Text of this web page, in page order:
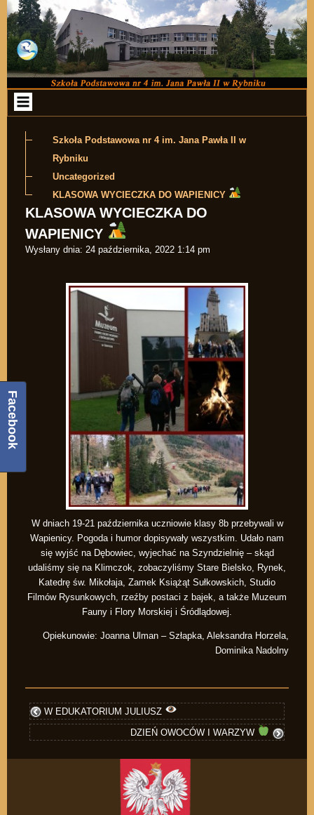
Przejdź do zawartości
Szkoła Podstawowa nr 4 im. Jana Pawła II w
Rybniku
Uncategorized
KLASOWA WYCIECZKA DO WAPIENICY
KLASOWA WYCIECZKA DO
WAPIENICY
Wysłany dnia: 24 października, 2022 1:14 pm
W dniach 19-21 października uczniowie klasy 8b przebywali w
Wapienicy. Pogoda i humor dopisywały wszystkim. Udało nam
się wyjść na Dębowiec, wyjechać na Szyndzielnię – skąd
udaliśmy się na Klimczok, zobaczyliśmy Stare Bielsko, Rynek,
Katedrę św. Mikołaja, Zamek Książąt Sułkowskich, Studio
Filmów Rysunkowych, rzeźby postaci z bajek, a także Muzeum
Fauny i Flory Morskiej i Śródlądowej.
Opiekunowie: Joanna Ulman – Szłapka, Aleksandra Horzela,
Dominika Nadolny
W EDUKATORIUM JULIUSZ
DZIEŃ OWOCÓW I WARZYW
Facebook